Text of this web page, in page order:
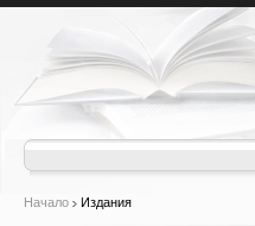
Начало Издания